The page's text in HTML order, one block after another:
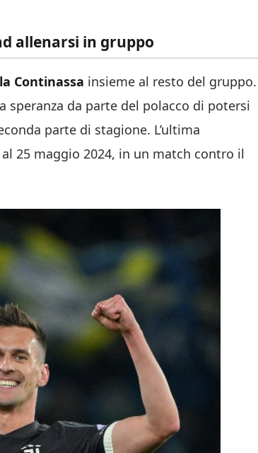
allenarsi in gruppo
Continassa insieme al resto del gruppo.
speranza da parte del polacco di potersi
parte di stagione. L’ultima
25 maggio 2024, in un match contro il